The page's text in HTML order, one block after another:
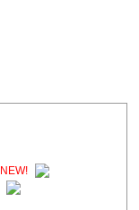
NEW!